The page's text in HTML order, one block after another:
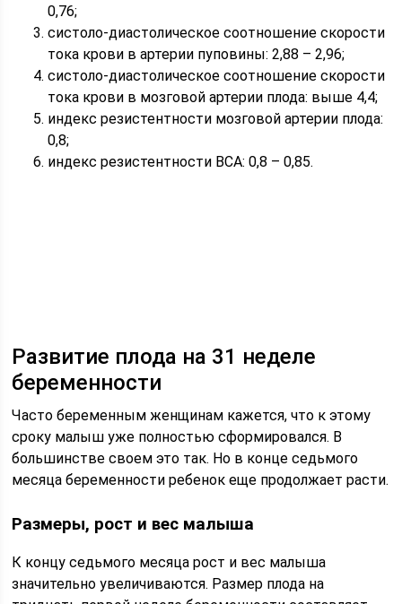
0,76;
систоло-диастолическое соотношение скорости
тока крови в артерии пуповины: 2,88 – 2,96;
систоло-диастолическое соотношение скорости
тока крови в мозговой артерии плода: выше 4,4;
индекс резистентности мозговой артерии плода:
0,8;
индекс резистентности ВСА: 0,8 – 0,85.
Развитие плода на 31 неделе
беременности
Часто беременным женщинам кажется, что к этому
сроку малыш уже полностью сформировался. В
большинстве своем это так. Но в конце седьмого
месяца беременности ребенок еще продолжает расти.
Размеры, рост и вес малыша
К концу седьмого месяца рост и вес малыша
значительно увеличиваются. Размер плода на